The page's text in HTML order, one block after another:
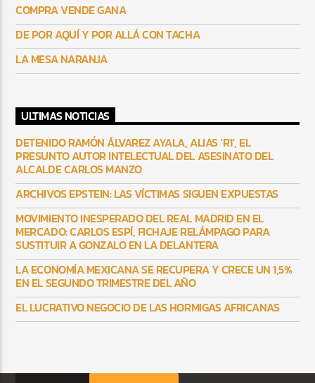
COMPRA VENDE GANA
DE POR AQUÍ Y POR ALLÁ CON TACHA
LA MESA NARANJA
ULTIMAS NOTICIAS
DETENIDO RAMÓN ÁLVAREZ AYALA, ALIAS ‘R1′, EL
PRESUNTO AUTOR INTELECTUAL DEL ASESINATO DEL
ALCALDE CARLOS MANZO
ARCHIVOS EPSTEIN: LAS VÍCTIMAS SIGUEN EXPUESTAS
MOVIMIENTO INESPERADO DEL REAL MADRID EN EL
MERCADO: CARLOS ESPÍ, FICHAJE RELÁMPAGO PARA
SUSTITUIR A GONZALO EN LA DELANTERA
LA ECONOMÍA MEXICANA SE RECUPERA Y CRECE UN 1,5%
EN EL SEGUNDO TRIMESTRE DEL AÑO
EL LUCRATIVO NEGOCIO DE LAS HORMIGAS AFRICANAS